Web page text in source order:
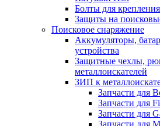
Болты для
Защиты на
Поисковое снаряжение
Аккумуляторы,
устройства
Защитные чехлы,
металлоискателей
ЗИП к
Запчасти для
Запчасти для
Запчасти для
Запчасти для